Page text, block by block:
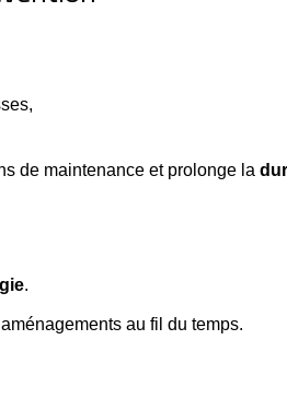
de maintenance et prolonge la
.
au fil du temps.